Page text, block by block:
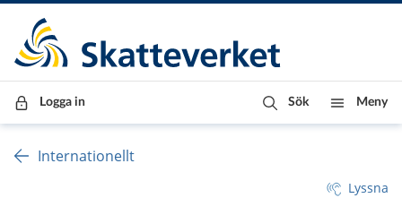
Till innehåll
Till navigationen
Till chattrobot
Logga in Sök Meny
Internationellt
Lyssna